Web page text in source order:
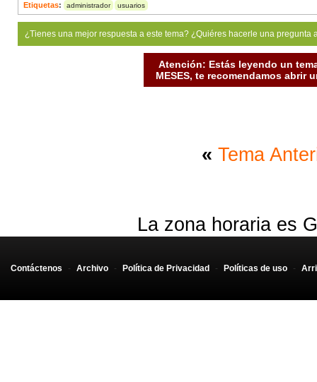
Etiquetas: administrador usuarios
¿Tienes una mejor respuesta a este tema? ¿Quiéres hacerle una
Atención: Estás leyendo un
MESES, te recomendamos abrir
« Tema
La zona horaria es
Contáctenos - Archivo - Política de Privacidad - Políticas de uso -